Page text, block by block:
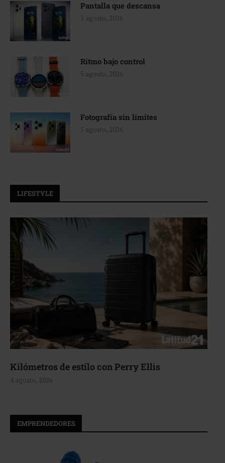
Pantalla que descansa
5 agosto, 2026
Ritmo bajo control
5 agosto, 2026
Fotografía sin límites
5 agosto, 2026
LIFESTYLE
Kilómetros de estilo con Perry Ellis
4 agosto, 2026
EMPRENDEDORES